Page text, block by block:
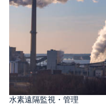
水素遠隔監視・管理